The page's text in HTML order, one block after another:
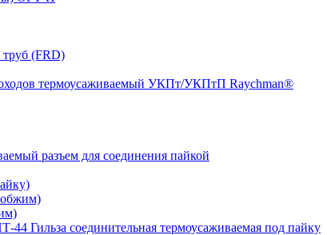
труб (FRD)
термоусаживаемый УКПт/УКПтП Raychman®
разъем для соединения пайкой
обжим)
44 Гильза соединительная термоусаживаемая под пайку